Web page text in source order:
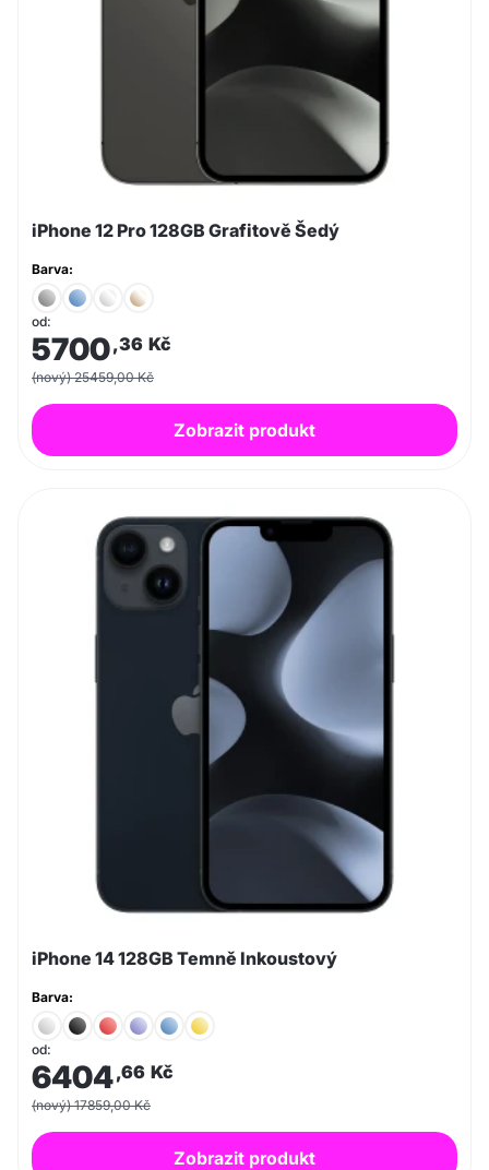
iPhone 12 Pro 128GB Grafitově Šedý
Barva:
od:
5700,36 Kč
(nový) 25459,00 Kč
Zobrazit produkt
iPhone 14 128GB Temně Inkoustový
Barva:
od:
6404,66 Kč
(nový) 17859,00 Kč
Zobrazit produkt